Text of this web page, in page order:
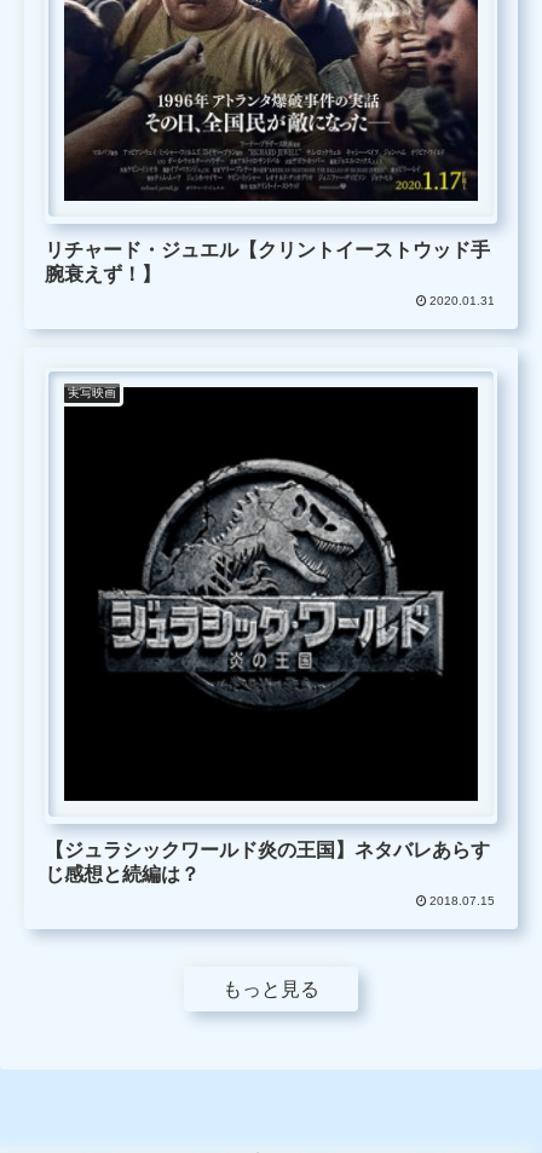
リチャード・ジュエル【クリントイーストウッド手
腕衰えず！】
2020.01.31
実写映画
【ジュラシックワールド炎の王国】ネタバレあらす
じ感想と続編は？
2018.07.15
もっと見る